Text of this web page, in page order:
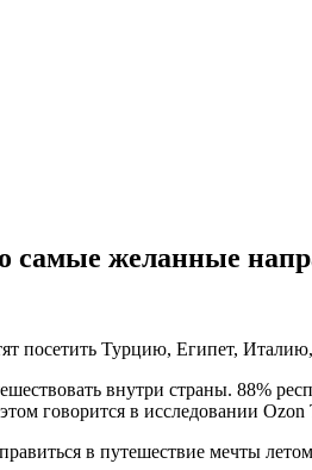
самые желанные
посетить Турцию, Египет,
внутри страны. 88%
говорится в исследовании
в путешествие мечты